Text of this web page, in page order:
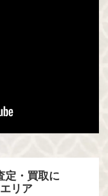
定・買取に
リア